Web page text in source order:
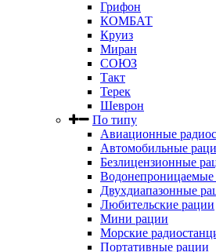
Грифон
КОМБАТ
Круиз
Миран
СОЮЗ
Такт
Терек
Шеврон
По типу
Авиационные
Автомобильные
Безлицензионные
Водонепроницаемые
Двухдиапазонные
Любительские рации
Мини рации
Морские
Портативные рации